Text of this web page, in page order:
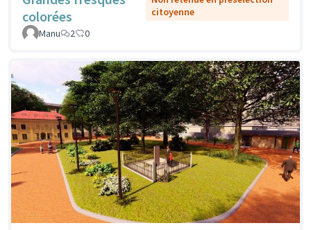
colorées
citoyenne
Manu
2 0